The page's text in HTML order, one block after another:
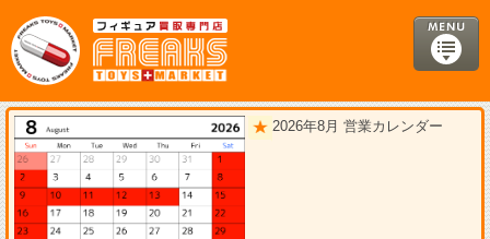
2026年8月 営業カレンダー